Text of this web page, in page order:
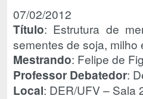
07/02/2012
Título: Estrutura de
sementes de soja, milho
Mestrando: Felipe de
Professor Debatedor:
Local: DER/UFV – Sala